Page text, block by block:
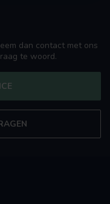
dan contact met ons
te woord.